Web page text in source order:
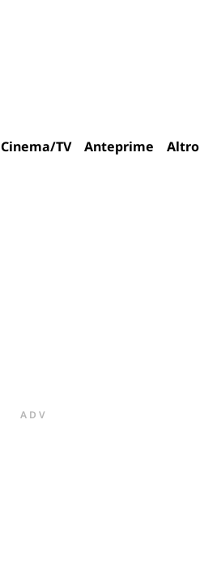
Cinema/TV Anteprime Altro
ADV